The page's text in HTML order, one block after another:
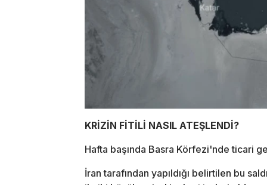
KRİZİN FİTİLİ NASIL ATEŞLENDİ?
Hafta başında Basra Körfezi'nde ticari
İran tarafından yapıldığı belirtilen bu